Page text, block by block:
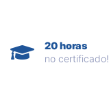
20 horas
no certificado!